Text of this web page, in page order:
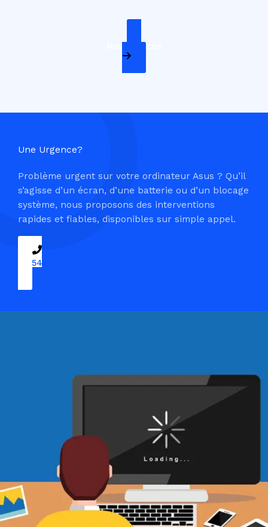
Nos Services
Une Urgence?
Problème urgent sur votre ordinateur Asus ? Qu’il
s’agisse d’un écran, d’une batterie ou d’un blocage
système, nous proposons des interventions
rapides et fiables, disponibles sur simple appel.
09 54 37 04 03